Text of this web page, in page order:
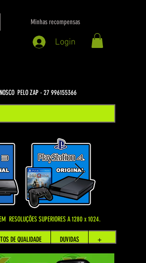
Minhas recompensas
Login
RESOLUÇÕES SUPERIORES A 1280 x 1024.
PELO ZAP - 27 996155366
DE QUALIDADE DUVIDAS +